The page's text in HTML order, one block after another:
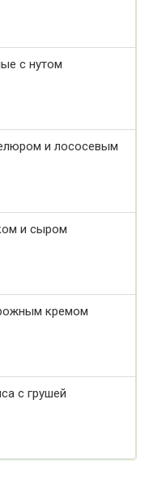
с нутом
и лососевым
и сыром
кремом
с грушей